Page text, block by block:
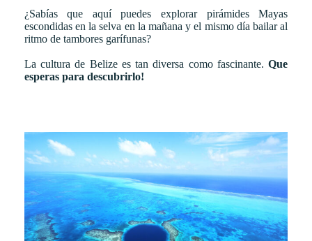
¿Sabías que aquí puedes explorar pirámides Mayas
escondidas en la selva en la mañana y el mismo día bailar al
ritmo de tambores garífunas?
La cultura de Belize es tan diversa como fascinante.Que
esperas para descubrirlo!